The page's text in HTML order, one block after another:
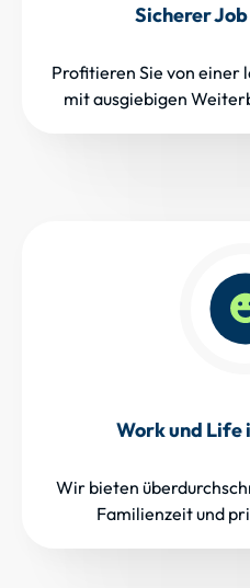
Sicherer
Profitieren Sie von einer
mit ausgiebigen
Work und Life
Wir bieten
Familienzeit und